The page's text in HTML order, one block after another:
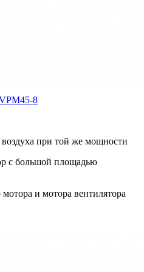
8
при той же мощности
с большой площадью
и мотора вентилятора